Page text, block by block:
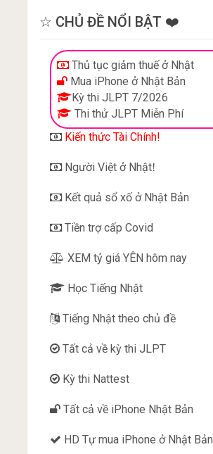
☆ CHỦ ĐỀ NỔI BẬT ❤️
Thủ tục giảm thuế ở Nhật
Mua iPhone ở Nhật Bản
Kỳ thi JLPT 7/2026
Thi thử JLPT Miễn Phí
Kiến thức Tài Chính!
Người Việt ở Nhật!
Kết quả sổ xố ở Nhật Bản
Tiền trợ cấp Covid
XEM tỷ giá YÊN hôm nay
Học Tiếng Nhật
Tiếng Nhật theo chủ đề
Tất cả về kỳ thi JLPT
Kỳ thi Nattest
Tất cả về iPhone Nhật Bản
HD Tự mua iPhone ở Nhật Bản